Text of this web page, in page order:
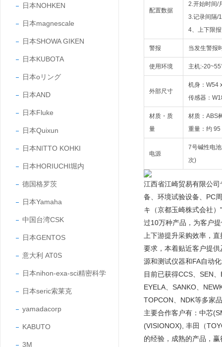
日本NOHKEN
日本magnescale
日本SHOWA GIKEN
日本KUBOTA
日本oリング
日本AND
日本Fluke
日本Quixun
日本NITTO KOHKI
日本HORIUCHI堀内
德国格罗茨
日本Yamaha
中国台湾CSK
日本GENTOS
意大利 AT0S
日本nihon-exa-sci精密科学
日本seric索莱克
yamadacorp
KABUTO
3M
配置数据
2.开始时间/
3.记录间隔/
4、上下限
警报 当发生警报
使用环境 主机:-
外部尺寸
机身：W54
传感器：
材质・质
量
材质：ABS
重量：约
电源
7号碱性电
次)
江西省江崎贸易有限公
备、环境试验设备、PC
キ（京都玉崎株式会社
过10万种产品，为客户
上下游提升采购效率，
要求，本着贴近客户提
源和测试仪器和FA自动
目前已获得CCS、SEN
EYELA、SANKO、
TOPCON、NDK等多家
主要合作客户有：中芯
(VISIONOX), 丰田（
的经验，成熟的产品，